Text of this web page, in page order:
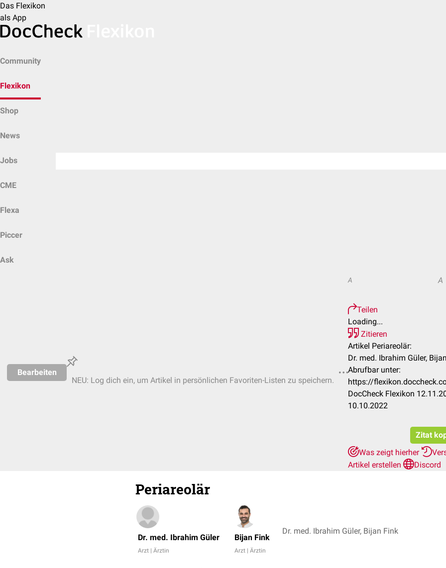
Das Flexikon
als App
Community
Flexikon
Shop
News
Jobs
CME
Flexa
Piccer
Ask
Bearbeiten
NEU: Log dich ein, um Artikel in persönlichen Favoriten-Listen zu speichern.
A A
Teilen
Loading...
Zitieren
Artikel Periareolär:
Dr. med. Ibrahim Güler,
Abrufbar unter:
https://
DocCheck Flexikon
10.10.2022
Zitat
Was zeigt hierher
Artikel erstellen
Discord
Periareolär
Dr. med. Ibrahim Güler
Arzt | Ärztin
Bijan Fink
Arzt | Ärztin
Dr. med. Ibrahim Güler, Bijan Fink